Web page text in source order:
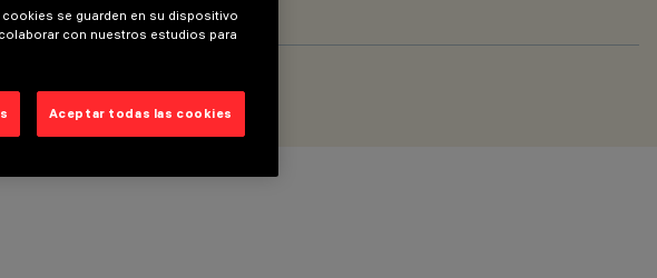
se guarden en su dispositivo
con nuestros estudios para
Aceptar todas las cookies